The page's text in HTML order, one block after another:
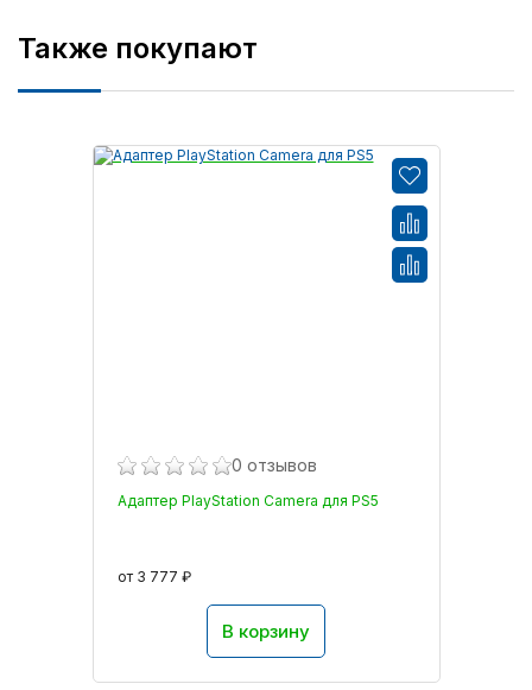
Также покупают
0 отзывов
Адаптер PlayStation Camera для PS5
от 3 777 ₽
В корзину